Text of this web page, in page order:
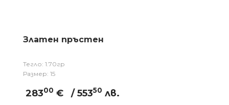
Златен пръстен
Тегло: 1.70гр
Размер: 15
28300 € / 55350 лв.